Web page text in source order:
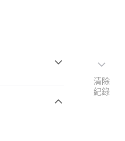
清除
紀錄